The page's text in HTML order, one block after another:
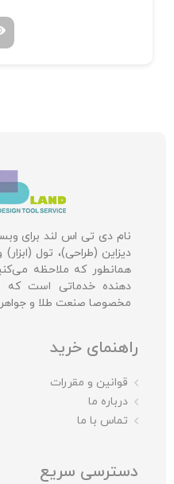
نام دی تی اس لند برای
دیزاین (طراحی)، تول
همانطور که ملاحظه
دهنده خدماتی است که
مخصوصا صنعت طلا و جواهر
راهنمای خرید
قوانین و مقررات
درباره ما
تماس با ما
دسترسی سریع